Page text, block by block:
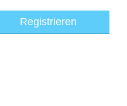
Registrieren